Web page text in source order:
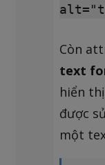
Còn
text
hiển
được
một